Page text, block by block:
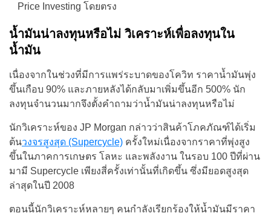
Price Investing โดยตรง
น้ำมันน่าลงทุนหรือไม่ วิเคราะห์เพื่อลงทุนใน
น้ำมัน
เนื่องจากในช่วงที่มีการแพร่ระบาดของโควิท ราคาน้ำมันพุ่ง
ขึ้นเกือบ 90% และภายหลังได้กลับมาเพิ่มขึ้นอีก 500% นัก
ลงทุนจำนวนมากจึงตั้งคำถามว่าน้ำมันน่าลงทุนหรือไม่
นักวิเคราะห์ของ JP Morgan กล่าวว่าสินค้าโภคภัณฑ์ได้เริ่ม
ต้นวงจรสูงสุด (Supercycle) ครั้งใหม่เนื่องจากราคาที่พุ่งสูง
ขึ้นในภาคการเกษตร โลหะ และพลังงาน ในรอบ 100 ปีที่ผ่าน
มามี Supercycle เพียงสี่ครั้งเท่านั้นที่เกิดขึ้น ซึ่งมียอดสูงสุด
ล่าสุดในปี 2008
ตอนนี้นักวิเคราะห์หลายๆ คนกำลังเรียกร้องให้น้ำมันมีราคา